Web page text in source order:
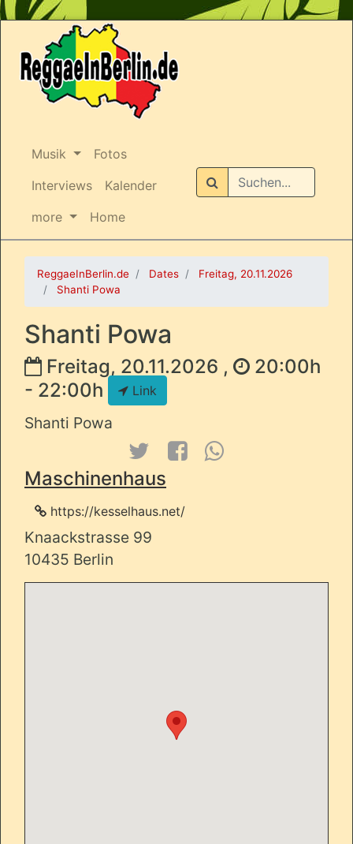
Musik
Fotos
Interviews
Kalender
more
Home
Suchen
ReggaeInBerlin.de Dates
Freitag, 20.11.2026
Shanti Powa
Shanti Powa
Freitag, 20.11.2026 ,
20:00h
- 22:00h
Link
Shanti Powa
Maschinenhaus
https://kesselhaus.net/
Knaackstrasse 99
10435 Berlin